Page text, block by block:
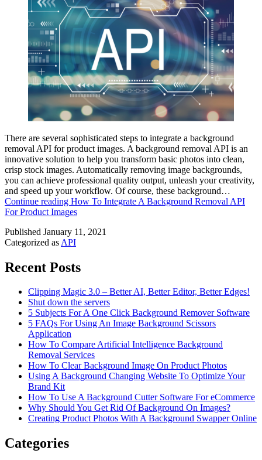
There are several sophisticated steps to integrate a background
removal API for product images. A background removal API is an
innovative solution to help you transform basic photos into clean,
crisp stock images. Automatically removing image backgrounds,
you can achieve professional quality output, unleash your creativity,
and speed up your workflow. Of course, these background…
Continue reading How To Integrate A Background Removal API
For Product Images
Published January 11, 2021
Categorized as API
Recent Posts
Clipping Magic 3.0 – Better AI, Better Editor, Better Edges!
Shut down the servers
5 Subjects For A One Click Background Remover Software
5 FAQs For Using An Image Background Scissors
Application
How To Compare Artificial Intelligence Background
Removal Services
How To Clear Background Image On Product Photos
Using A Background Changing Website To Optimize Your
Brand Kit
How To Use A Background Cutter Software For eCommerce
Why Should You Get Rid Of Background On Images?
Creating Product Photos With A Background Swapper Online
Categories